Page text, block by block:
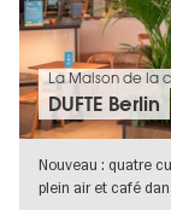
La Maison de la
DUFTE Berlin
Nouveau : quatre
plein air et café